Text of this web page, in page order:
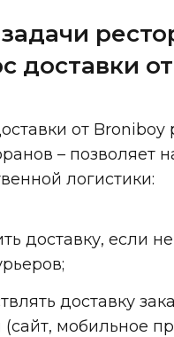
доставки
от
– позволяет
логистики:
доставку, если
доставку
мобильное